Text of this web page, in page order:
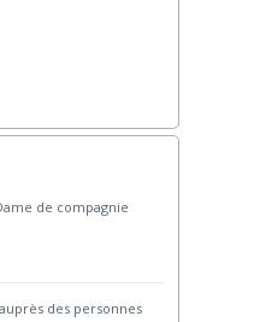
de compagnie
auprès des personnes